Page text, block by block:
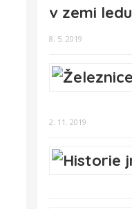
v zemi
8. 5. 2019
2. 11. 2019